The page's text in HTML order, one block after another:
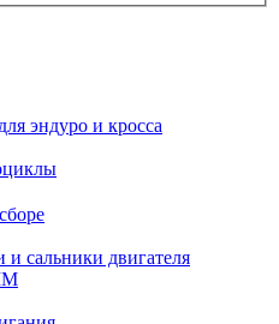
эндуро и кросса
сальники двигателя